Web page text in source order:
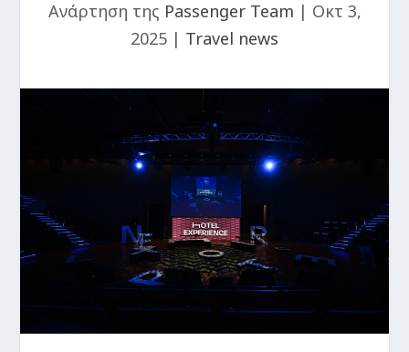
Ανάρτηση της Passenger Team | Οκτ 3,
2025 | Travel news